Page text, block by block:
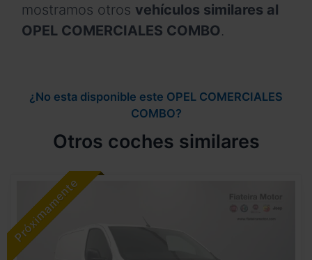
mostramos otros vehículos similares al
OPEL COMERCIALES COMBO.
¿No esta disponible este OPEL COMERCIALES
COMBO?
Otros coches similares